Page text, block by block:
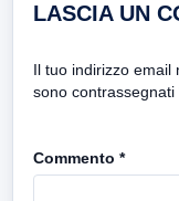
LASCIA UN
Il tuo indirizzo email
sono contrassegnati
Commento *